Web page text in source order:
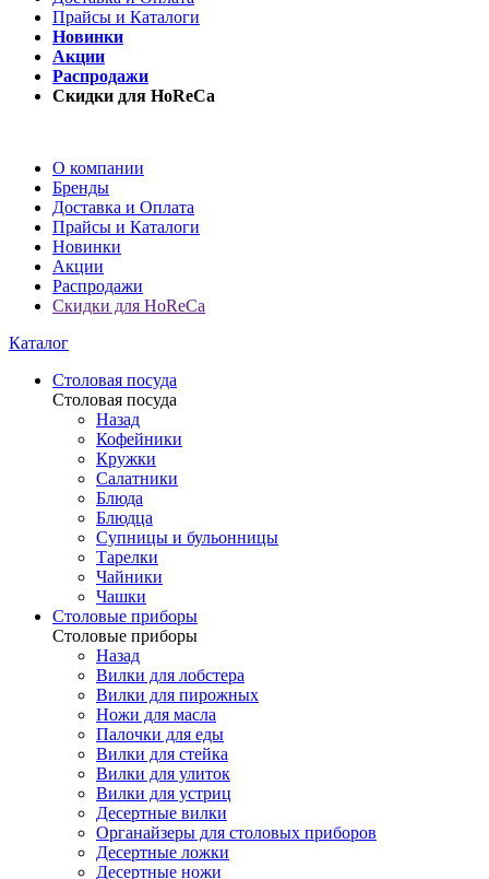
Прайсы и Каталоги
Новинки
Акции
Распродажи
Скидки для HoReCa
О компании
Бренды
Доставка и Оплата
Прайсы и Каталоги
Новинки
Акции
Распродажи
Скидки для HoReCa
Каталог
Столовая посуда
Столовая посуда
Назад
Кофейники
Кружки
Салатники
Блюда
Блюдца
Супницы и бульонницы
Тарелки
Чайники
Чашки
Cтоловые приборы
Cтоловые приборы
Назад
Вилки для лобстера
Вилки для пирожных
Ножи для масла
Палочки для еды
Вилки для стейка
Вилки для улиток
Вилки для устриц
Десертные вилки
Органайзеры для столовых приборов
Десертные ложки
Десертные ножи